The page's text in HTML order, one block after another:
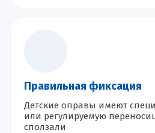
Правильная фиксация
Детские оправы имеют
или регулируемую
сползали